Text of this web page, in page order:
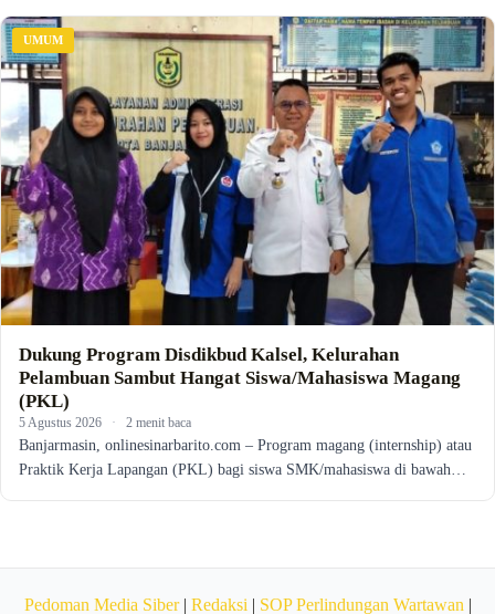
UMUM
Dukung Program Disdikbud Kalsel, Kelurahan
Pelambuan Sambut Hangat Siswa/Mahasiswa Magang
(PKL)
5 Agustus 2026 · 2 menit baca
Banjarmasin, onlinesinarbarito.com – Program magang (internship) atau
Praktik Kerja Lapangan (PKL) bagi siswa SMK/mahasiswa di bawah…
Pedoman Media Siber| Redaksi | SOP Perlindungan Wartawan |